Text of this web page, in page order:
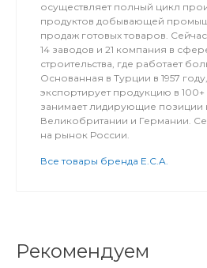
осуществляет полный цикл
продуктов добывающей
продаж готовых товаров. Сейчас
14 заводов и 21 компания в
строительства, где работает
Основанная в Турции в 1957
экспортирует продукцию в 100+
занимает лидирующие позиции
Великобритании и Германии.
на рынок России.
Все товары бренда E.C.A.
Рекомендуем